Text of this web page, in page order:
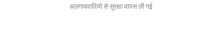
अलगाववादियो से सुरक्षा वापस ली गई